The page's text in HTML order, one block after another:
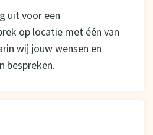
uit voor een
op locatie met één van
wij jouw wensen en
bespreken.